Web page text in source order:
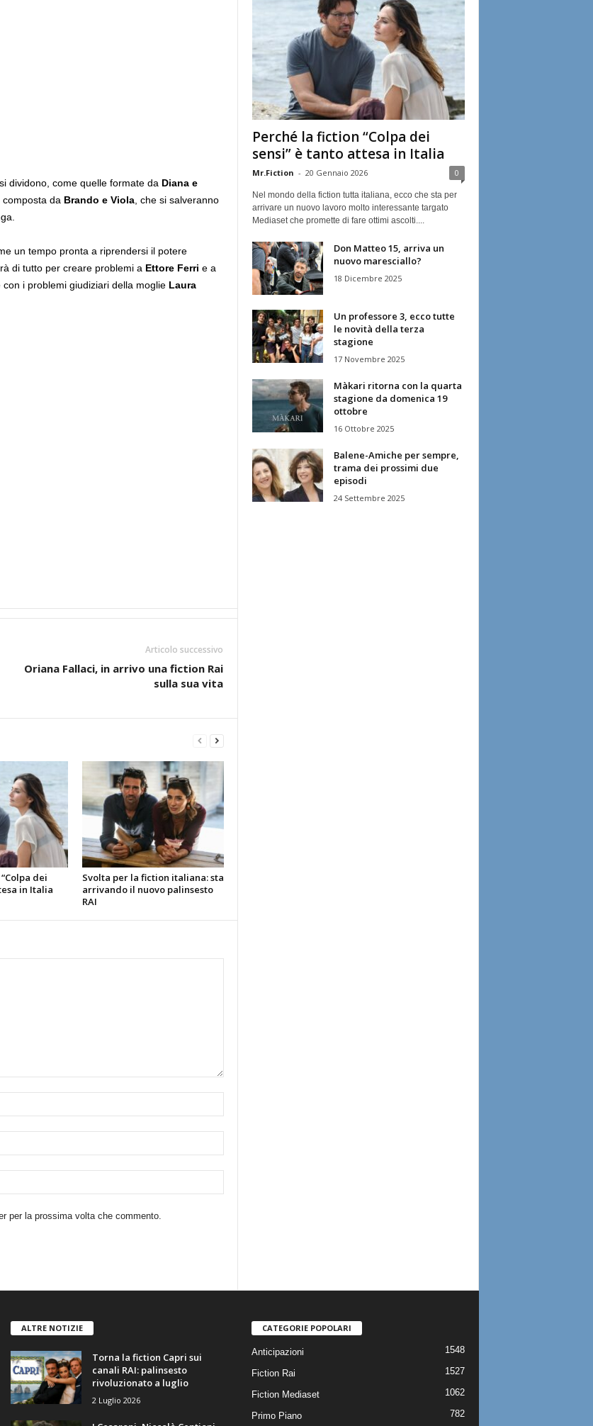
dividono, come quelle formate da Diana e
da Brando e Viola, che si salveranno
un tempo pronta a riprendersi il potere
di tutto per creare problemi a Ettore Ferri e a
con i problemi giudiziari della moglie Laura
Articolo successivo
Oriana Fallaci, in arrivo una fiction Rai
sulla sua vita
dei
in Italia
Svolta per la fiction italiana: sta
arrivando il nuovo palinsesto
RAI
per la prossima volta che commento.
Perché la fiction “Colpa dei
sensi” è tanto attesa in Italia
Mr.Fiction - 20 Gennaio 2026 0
Nel mondo della fiction tutta italiana, ecco che sta per
arrivare un nuovo lavoro molto interessante targato
Mediaset che promette di fare ottimi ascolti....
Don Matteo 15, arriva un
nuovo maresciallo?
18 Dicembre 2025
Un professore 3, ecco tutte
le novità della terza
stagione
17 Novembre 2025
Màkari ritorna con la quarta
stagione da domenica 19
ottobre
16 Ottobre 2025
Balene-Amiche per sempre,
trama dei prossimi due
episodi
24 Settembre 2025
ALTRE NOTIZIE
Torna la fiction Capri sui
canali RAI: palinsesto
rivoluzionato a luglio
2 Luglio 2026
CATEGORIE POPOLARI
Anticipazioni 1548
Fiction Rai 1527
Fiction Mediaset 1062
Primo Piano 782